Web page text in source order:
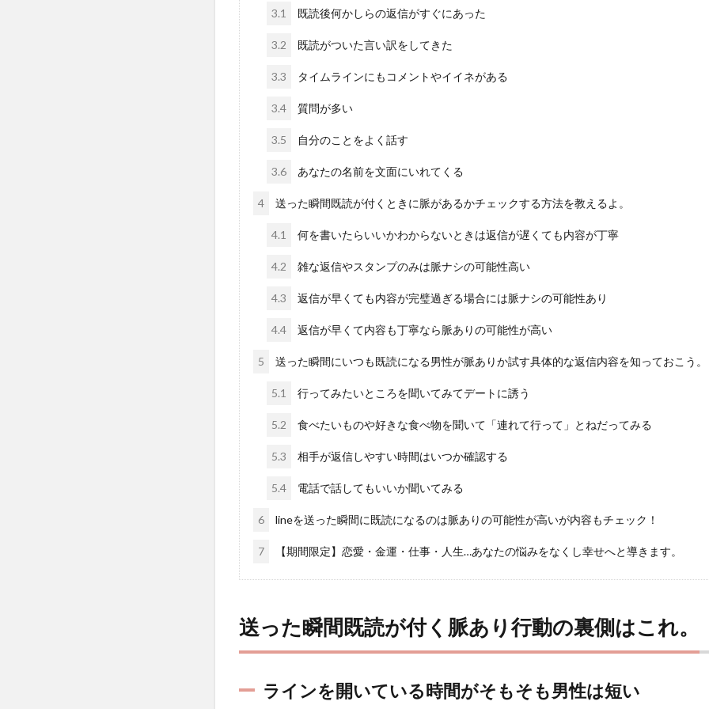
3.1 既読後何かしらの返信がすぐにあった
3.2 既読がついた言い訳をしてきた
3.3 タイムラインにもコメントやイイネがある
3.4 質問が多い
3.5 自分のことをよく話す
3.6 あなたの名前を文面にいれてくる
4 送った瞬間既読が付くときに脈があるかチェックする方法を教えるよ。
4.1 何を書いたらいいかわからないときは返信が遅くても内容が丁寧
4.2 雑な返信やスタンプのみは脈ナシの可能性高い
4.3 返信が早くても内容が完璧過ぎる場合には脈ナシの可能性あり
4.4 返信が早くて内容も丁寧なら脈ありの可能性が高い
5 送った瞬間にいつも既読になる男性が脈ありか試す具体的な返信内容を知っておこう。
5.1 行ってみたいところを聞いてみてデートに誘う
5.2 食べたいものや好きな食べ物を聞いて「連れて行って」とねだってみる
5.3 相手が返信しやすい時間はいつか確認する
5.4 電話で話してもいいか聞いてみる
6 lineを送った瞬間に既読になるのは脈ありの可能性が高いが内容もチェック！
7 【期間限定】恋愛・金運・仕事・人生…あなたの悩みをなくし幸せへと導きます。
送った瞬間既読が付く脈あり行動の裏側はこれ。
ラインを開いている時間がそもそも男性は短い